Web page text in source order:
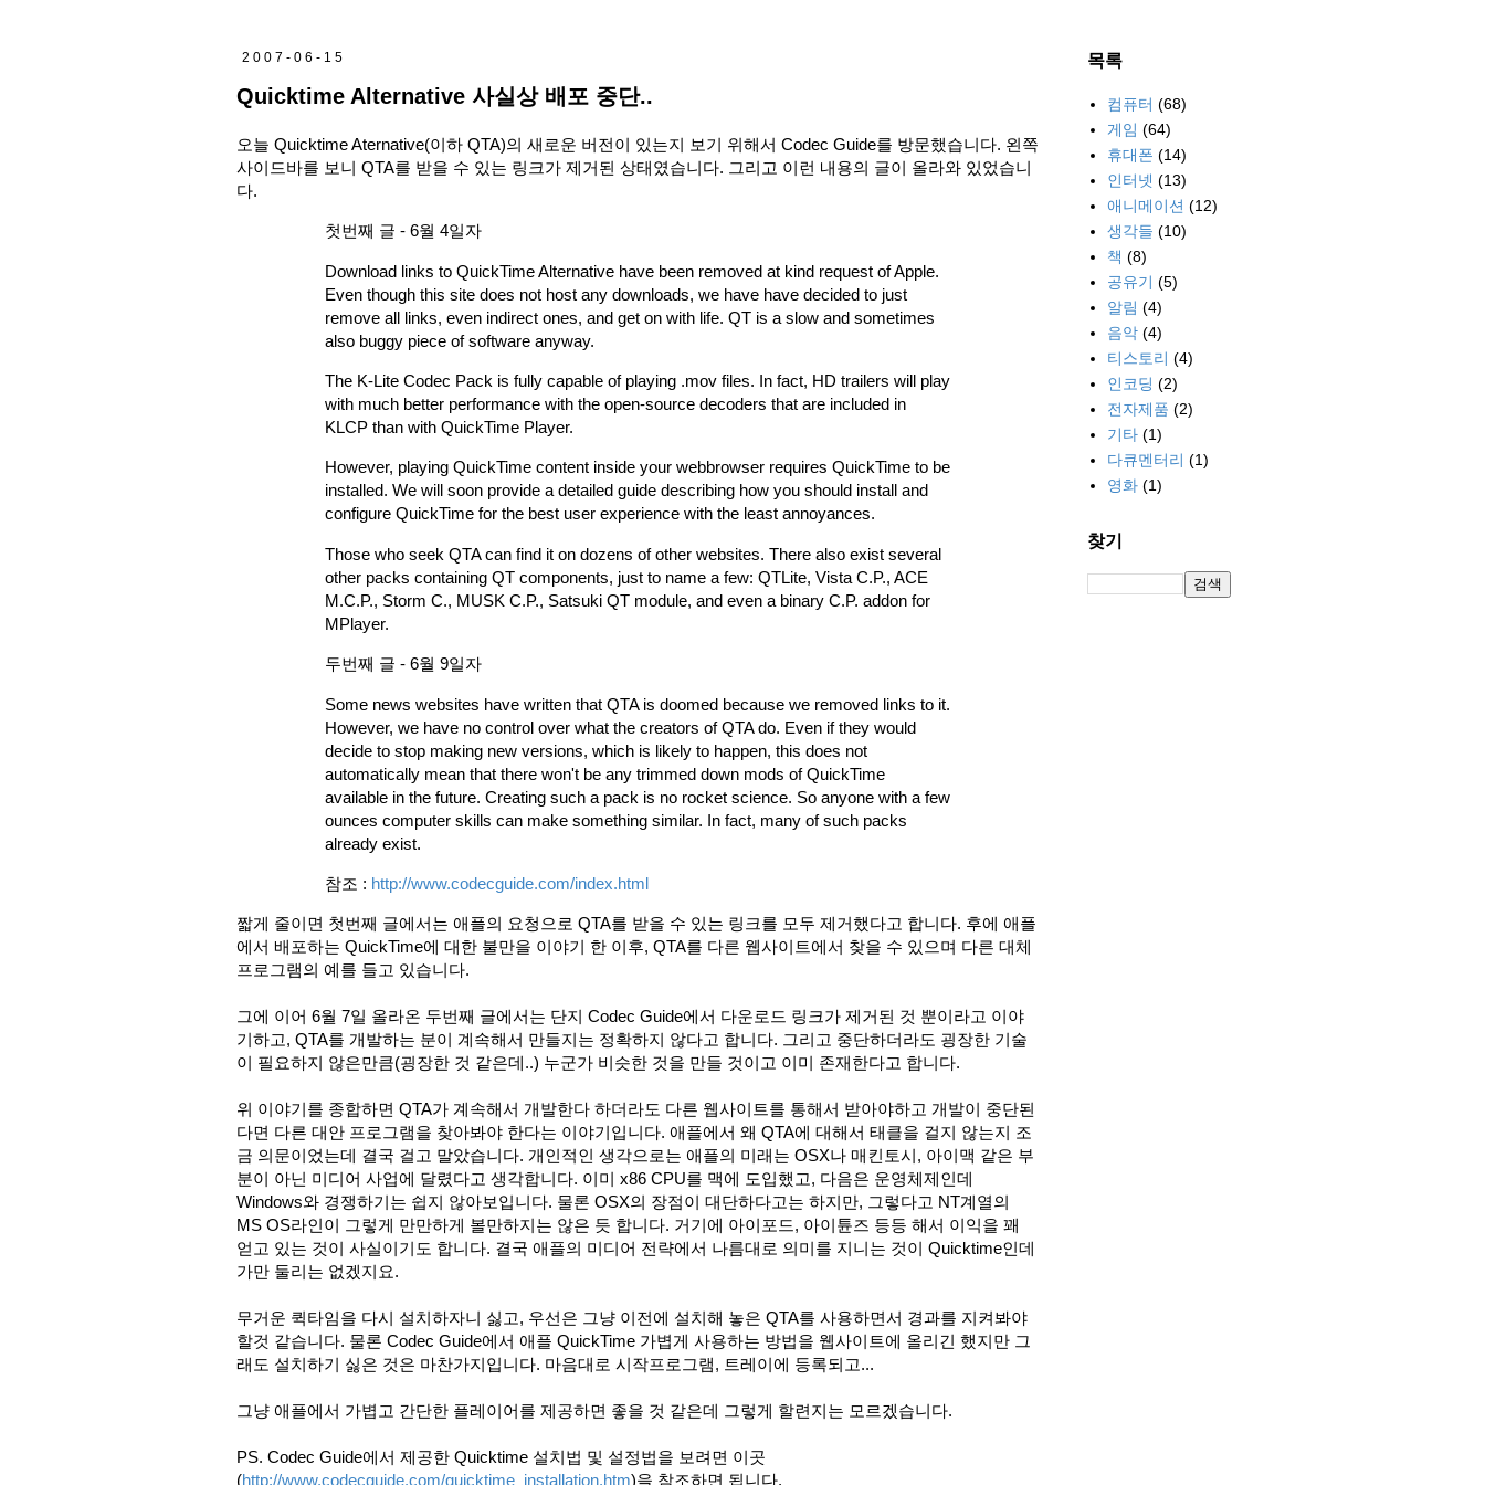
2007-06-15
Quicktime Alternative 사실상 배포 중단..
오늘 Quicktime Aternative(이하 QTA)의 새로운 버전이 있는지 보기 위해서 Codec Guide를 방문했습니다. 왼쪽
사이드바를 보니 QTA를 받을 수 있는 링크가 제거된 상태였습니다. 그리고 이런 내용의 글이 올라와 있었습니
다.
첫번째 글 - 6월 4일자
Download links to QuickTime Alternative have been removed at kind request of Apple.
Even though this site does not host any downloads, we have have decided to just
remove all links, even indirect ones, and get on with life. QT is a slow and sometimes
also buggy piece of software anyway.
The K-Lite Codec Pack is fully capable of playing .mov files. In fact, HD trailers will play
with much better performance with the open-source decoders that are included in
KLCP than with QuickTime Player.
However, playing QuickTime content inside your webbrowser requires QuickTime to be
installed. We will soon provide a detailed guide describing how you should install and
configure QuickTime for the best user experience with the least annoyances.
Those who seek QTA can find it on dozens of other websites. There also exist several
other packs containing QT components, just to name a few: QTLite, Vista C.P., ACE
M.C.P., Storm C., MUSK C.P., Satsuki QT module, and even a binary C.P. addon for
MPlayer.
두번째 글 - 6월 9일자
Some news websites have written that QTA is doomed because we removed links to it.
However, we have no control over what the creators of QTA do. Even if they would
decide to stop making new versions, which is likely to happen, this does not
automatically mean that there won't be any trimmed down mods of QuickTime
available in the future. Creating such a pack is no rocket science. So anyone with a few
ounces computer skills can make something similar. In fact, many of such packs
already exist.
참조 : http://www.codecguide.com/index.html
짧게 줄이면 첫번째 글에서는 애플의 요청으로 QTA를 받을 수 있는 링크를 모두 제거했다고 합니다. 후에 애플
에서 배포하는 QuickTime에 대한 불만을 이야기 한 이후, QTA를 다른 웹사이트에서 찾을 수 있으며 다른 대체
프로그램의 예를 들고 있습니다.
그에 이어 6월 7일 올라온 두번째 글에서는 단지 Codec Guide에서 다운로드 링크가 제거된 것 뿐이라고 이야
기하고, QTA를 개발하는 분이 계속해서 만들지는 정확하지 않다고 합니다. 그리고 중단하더라도 굉장한 기술
이 필요하지 않은만큼(굉장한 것 같은데..) 누군가 비슷한 것을 만들 것이고 이미 존재한다고 합니다.
위 이야기를 종합하면 QTA가 계속해서 개발한다 하더라도 다른 웹사이트를 통해서 받아야하고 개발이 중단된
다면 다른 대안 프로그램을 찾아봐야 한다는 이야기입니다. 애플에서 왜 QTA에 대해서 태클을 걸지 않는지 조
금 의문이었는데 결국 걸고 말았습니다. 개인적인 생각으로는 애플의 미래는 OSX나 매킨토시, 아이맥 같은 부
분이 아닌 미디어 사업에 달렸다고 생각합니다. 이미 x86 CPU를 맥에 도입했고, 다음은 운영체제인데
Windows와 경쟁하기는 쉽지 않아보입니다. 물론 OSX의 장점이 대단하다고는 하지만, 그렇다고 NT계열의
MS OS라인이 그렇게 만만하게 볼만하지는 않은 듯 합니다. 거기에 아이포드, 아이튠즈 등등 해서 이익을 꽤
얻고 있는 것이 사실이기도 합니다. 결국 애플의 미디어 전략에서 나름대로 의미를 지니는 것이 Quicktime인데
가만 둘리는 없겠지요.
무거운 퀵타임을 다시 설치하자니 싫고, 우선은 그냥 이전에 설치해 놓은 QTA를 사용하면서 경과를 지켜봐야
할것 같습니다. 물론 Codec Guide에서 애플 QuickTime 가볍게 사용하는 방법을 웹사이트에 올리긴 했지만 그
래도 설치하기 싫은 것은 마찬가지입니다. 마음대로 시작프로그램, 트레이에 등록되고...
그냥 애플에서 가볍고 간단한 플레이어를 제공하면 좋을 것 같은데 그렇게 할련지는 모르겠습니다.
PS. Codec Guide에서 제공한 Quicktime 설치법 및 설정법을 보려면 이곳
(http://www.codecguide.com/quicktime_installation.htm)을 참조하면 됩니다.
목록
컴퓨터 (68)
게임 (64)
휴대폰 (14)
인터넷 (13)
애니메이션 (12)
생각들 (10)
책 (8)
공유기 (5)
알림 (4)
음악 (4)
티스토리 (4)
인코딩 (2)
전자제품 (2)
기타 (1)
다큐멘터리 (1)
영화 (1)
찾기